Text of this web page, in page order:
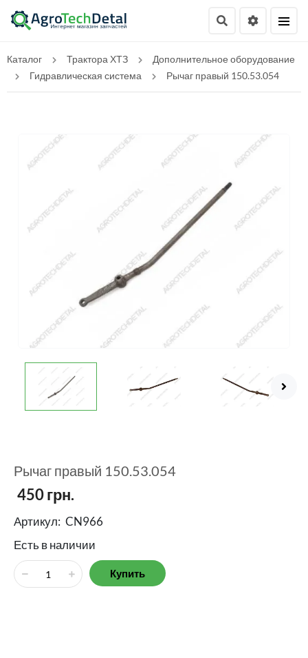
Каталог Трактора ХТЗ
Дополнительное оборудование
Гидравлическая система
Рычаг правый 150.53.054
Рычаг правый 150.53.054
450грн.
Артикул: CN966
Есть в наличии
Купить